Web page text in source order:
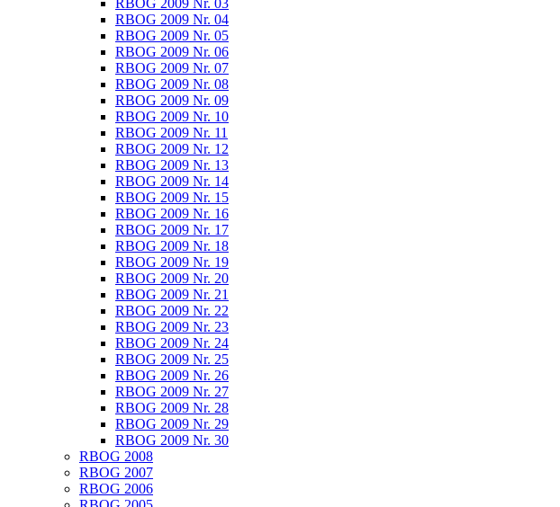
RBOG 2009 Nr. 03
RBOG 2009 Nr. 04
RBOG 2009 Nr. 05
RBOG 2009 Nr. 06
RBOG 2009 Nr. 07
RBOG 2009 Nr. 08
RBOG 2009 Nr. 09
RBOG 2009 Nr. 10
RBOG 2009 Nr. 11
RBOG 2009 Nr. 12
RBOG 2009 Nr. 13
RBOG 2009 Nr. 14
RBOG 2009 Nr. 15
RBOG 2009 Nr. 16
RBOG 2009 Nr. 17
RBOG 2009 Nr. 18
RBOG 2009 Nr. 19
RBOG 2009 Nr. 20
RBOG 2009 Nr. 21
RBOG 2009 Nr. 22
RBOG 2009 Nr. 23
RBOG 2009 Nr. 24
RBOG 2009 Nr. 25
RBOG 2009 Nr. 26
RBOG 2009 Nr. 27
RBOG 2009 Nr. 28
RBOG 2009 Nr. 29
RBOG 2009 Nr. 30
RBOG 2008
RBOG 2007
RBOG 2006